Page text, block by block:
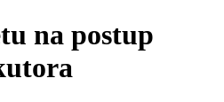
na postup